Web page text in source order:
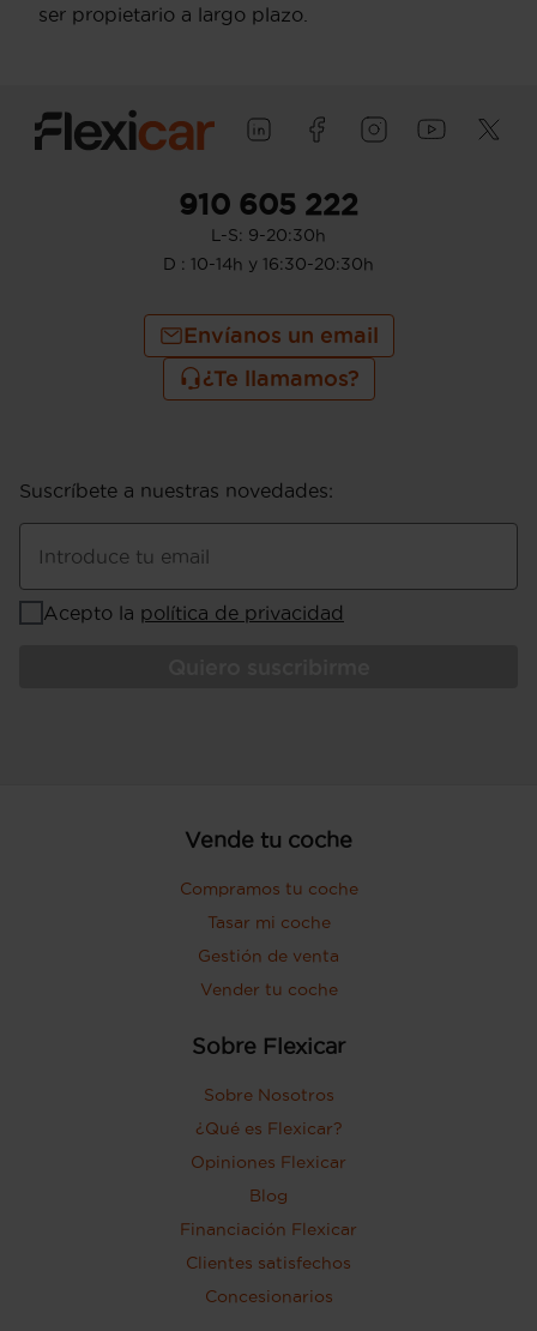
ser propietario a largo plazo.
910 605 222
L-S: 9-20:30h
D : 10-14h y 16:30-20:30h
Envíanos un email
¿Te llamamos?
Suscríbete a nuestras novedades:
Introduce tu email
Acepto la política de privacidad
Vende tu coche
Compramos tu coche
Tasar mi coche
Gestión de venta
Vender tu coche
Sobre Flexicar
Sobre Nosotros
¿Qué es Flexicar?
Opiniones Flexicar
Blog
Financiación Flexicar
Clientes satisfechos
Concesionarios